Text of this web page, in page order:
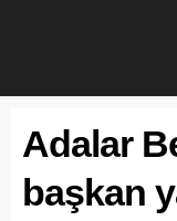
Adalar
başkan